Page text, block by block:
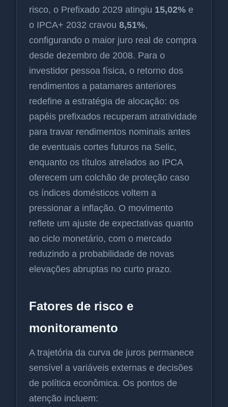
risco, o Prefixado 2029 atingiu 15,02% e
o IPCA+ 2032 cravou 8,51%,
configurando o maior juro real de compra
desde dezembro de 2008. Para o
investidor pessoa física, o retorno dos
rendimentos a patamares anteriores
redefine a estratégia de alocação: os
papéis prefixados recuperam atratividade
para travar rendimentos nominais antes
de eventuais cortes futuros na Selic,
enquanto os títulos atrelados ao IPCA
oferecem um colchão de proteção caso
os índices domésticos voltem a
pressionar a inflação. O movimento
reflete um ajuste de expectativas quanto
ao ciclo monetário, com o mercado
reduzindo a probabilidade de novas
elevações abruptas no curto prazo.
Fatores de risco e
monitoramento
A trajetória da curva de juros permanece
sensível a variáveis externas e decisões
de política econômica. Os pontos de
atenção incluem: